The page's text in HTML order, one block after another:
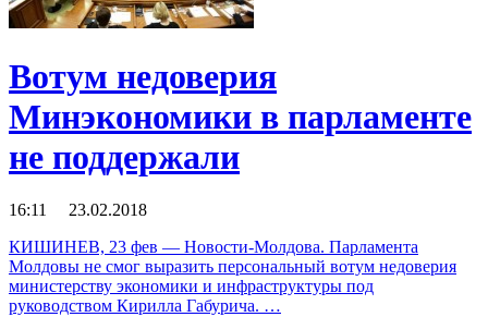
Вотум недоверия
Минэкономики в парламенте
не поддержали
16:11 23.02.2018
КИШИНЕВ, 23 фев — Новости-Молдова. Парламента
Молдовы не смог выразить персональный вотум недоверия
министерству экономики и инфраструктуры под
руководством Кирилла Габурича. …